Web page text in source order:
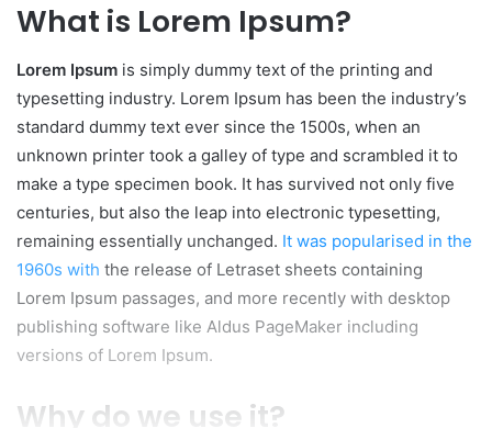
What is Lorem Ipsum?
Lorem Ipsum is simply dummy text of the printing and
typesetting industry. Lorem Ipsum has been the industry’s
standard dummy text ever since the 1500s, when an
unknown printer took a galley of type and scrambled it to
make a type specimen book. It has survived not only five
centuries, but also the leap into electronic typesetting,
remaining essentially unchanged. It was popularised in the
1960s with the release of Letraset sheets containing
Lorem Ipsum passages, and more recently with desktop
publishing software like Aldus PageMaker including
versions of Lorem Ipsum.
Why do we use it?